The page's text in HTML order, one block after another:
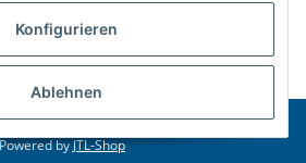
USt.
GmbH & Co. KG
Powered byJTL-Shop
Konfigurieren
Ablehnen